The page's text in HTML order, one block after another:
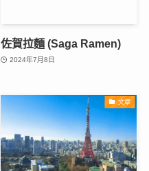
佐賀拉麵 (Saga Ramen)
2024年7月8日
文章